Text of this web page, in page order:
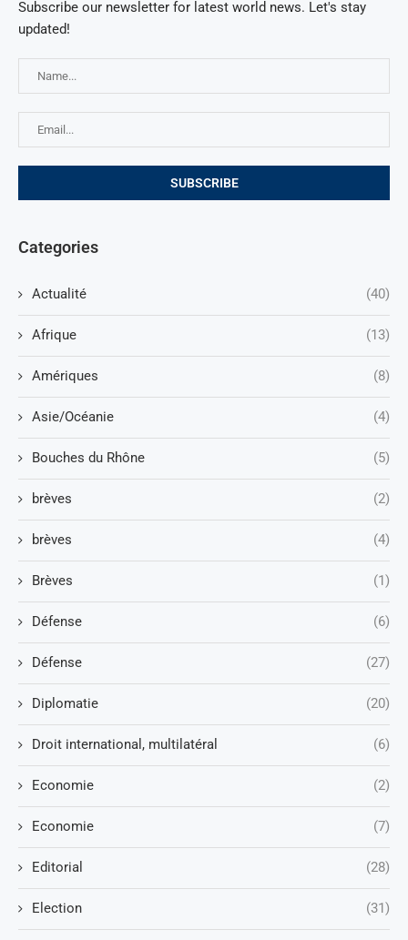
Subscribe our newsletter for latest world news. Let's stay
updated!
Categories
Actualité (40)
Afrique (13)
Amériques (8)
Asie/Océanie (4)
Bouches du Rhône (5)
brèves (2)
brèves (4)
Brèves (1)
Défense (6)
Défense (27)
Diplomatie (20)
Droit international, multilatéral (6)
Economie (2)
Economie (7)
Editorial (28)
Election (31)